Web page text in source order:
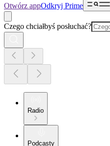
Otwórz appOdkryj Prime
Czego chciałbyś posłuchać?
Radio
Podcasty